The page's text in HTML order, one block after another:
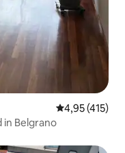
Gemiddelde
4,95 (415)
in Belgrano